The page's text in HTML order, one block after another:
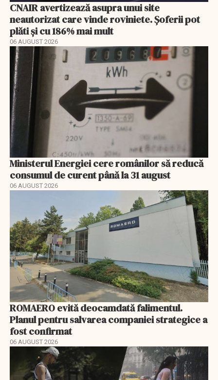
CNAIR avertizează asupra unui site
neautorizat care vinde roviniete. Șoferii pot
plăti și cu 186% mai mult
06 AUGUST 2026
Ministerul Energiei cere românilor să reducă
consumul de curent până la 31 august
06 AUGUST 2026
ROMAERO evită deocamdată falimentul.
Planul pentru salvarea companiei strategice a
fost confirmat
06 AUGUST 2026